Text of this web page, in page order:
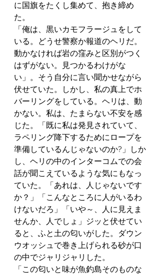
に国旗をたくし集めて、抱き締め
た。
「俺は、黒いカモフラージュをして
いる。どうせ警察か報道のヘリだ。
動かなければ岩の窪みと区別がつく
はずがない。見つかるわけがな
い」。そう自分に言い聞かせながら
伏せていた。しかし、私の真上でホ
バーリングをしている。ヘリは、動
かない。私は、たまらない不安を感
じた。「既に私は発見されていて、
ラペリング降下するためにロープを
準備しているんじゃないのか?」しか
し、ヘリの中のインターコムでの会
話が聞こえているような気にもなっ
ていた。「あれは、人じゃないです
か？」「こんなところに人がいるわ
けないだろ」「いや～、人に見えま
せんか、人でしょ」ジッと伏せてい
ると、ふと土の匂いがした。ダウン
ウオッシュで巻き上げられる砂が口
の中でジャリジャリした。
「この匂いと味が魚釣島そのものな